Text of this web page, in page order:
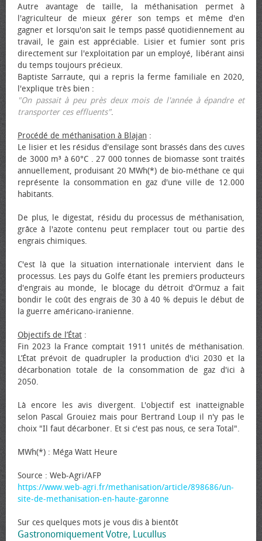
Autre avantage de taille, la méthanisation permet à
l'agriculteur de mieux gérer son temps et même d'en
gagner et lorsqu'on sait le temps passé quotidiennement au
travail, le gain est appréciable. Lisier et fumier sont pris
directement sur l'exploitation par un employé, libérant ainsi
du temps toujours précieux.
Baptiste Sarraute, qui a repris la ferme familiale en 2020,
l'explique très bien :
"On passait à peu près deux mois de l'année à épandre et
transporter ces effluents".
Procédé de méthanisation à Blajan :
Le lisier et les résidus d'ensilage sont brassés dans des cuves
de 3000 m³ à 60°C . 27 000 tonnes de biomasse sont traités
annuellement, produisant 20 MWh(*) de bio-méthane ce qui
représente la consommation en gaz d'une ville de 12.000
habitants.
De plus, le digestat, résidu du processus de méthanisation,
grâce à l'azote contenu peut remplacer tout ou partie des
engrais chimiques.
C'est là que la situation internationale intervient dans le
processus. Les pays du Golfe étant les premiers producteurs
d'engrais au monde, le blocage du détroit d'Ormuz a fait
bondir le coût des engrais de 30 à 40 % depuis le début de
la guerre américano-iranienne.
Objectifs de l’État :
Fin 2023 la France comptait 1911 unités de méthanisation.
L’État prévoit de quadrupler la production d'ici 2030 et la
décarbonation totale de la consommation de gaz d'ici à
2050.
Là encore les avis divergent. L'objectif est inatteignable
selon Pascal Grouiez mais pour Bertrand Loup il n'y pas le
choix "Il faut décarboner. Et si c'est pas nous, ce sera Total".
MWh(*) : Méga Watt Heure
Source : Web-Agri/AFP
https://www.web-agri.fr/methanisation/article/898686/un-
site-de-methanisation-en-haute-garonne
Sur ces quelques mots je vous dis à bientôt
Gastronomiquement Votre, Lucullus